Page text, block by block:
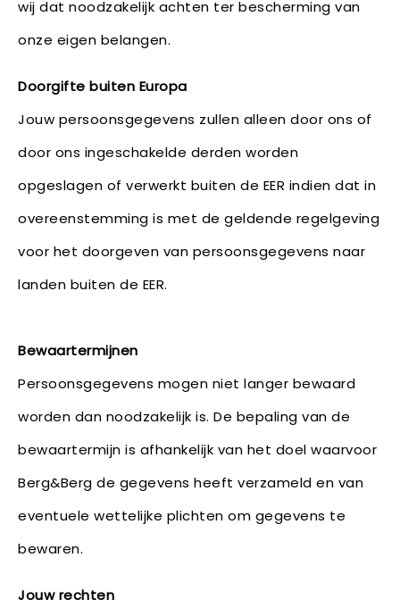
wij dat noodzakelijk achten ter bescherming van
onze eigen belangen.
Doorgifte buiten Europa
Jouw persoonsgegevens zullen alleen door ons of
door ons ingeschakelde derden worden
opgeslagen of verwerkt buiten de EER indien dat in
overeenstemming is met de geldende regelgeving
voor het doorgeven van persoonsgegevens naar
landen buiten de EER.
Bewaartermijnen
Persoonsgegevens mogen niet langer bewaard
worden dan noodzakelijk is. De bepaling van de
bewaartermijn is afhankelijk van het doel waarvoor
Berg&Berg de gegevens heeft verzameld en van
eventuele wettelijke plichten om gegevens te
bewaren.
Jouw rechten